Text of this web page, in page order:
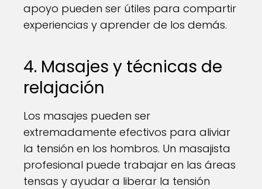
apoyo pueden ser útiles para compartir
experiencias y aprender de los demás.
4. Masajes y técnicas de
relajación
Los masajes pueden ser
extremadamente efectivos para aliviar
la tensión en los hombros. Un masajista
profesional puede trabajar en las áreas
tensas y ayudar a liberar la tensión